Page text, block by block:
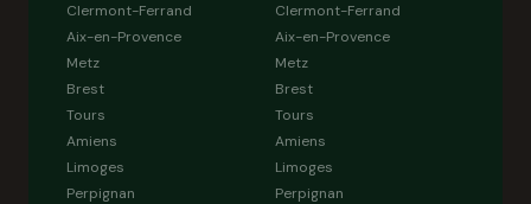
Clermont-Ferrand
Aix-en-Provence
Metz
Brest
Tours
Amiens
Limoges
Perpignan
Clermont-Ferrand
Aix-en-Provence
Metz
Brest
Tours
Amiens
Limoges
Perpignan